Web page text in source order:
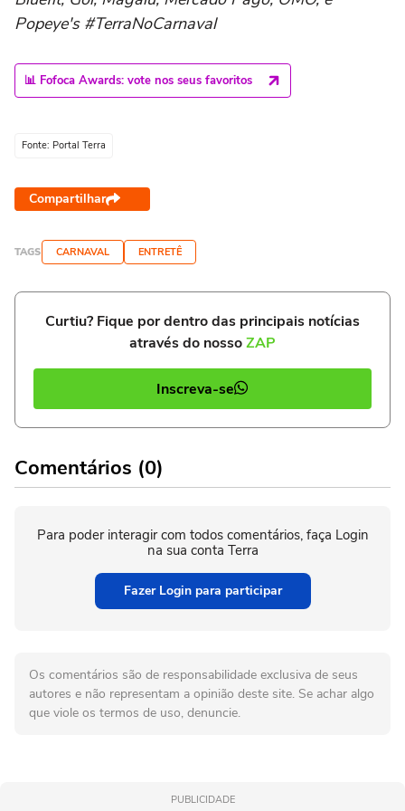
Popeye's #TerraNoCarnaval
📊 Fofoca Awards: vote nos seus favoritos
Fonte: Portal Terra
Compartilhar
TAGS CARNAVAL ENTRETÊ
Curtiu? Fique por dentro das principais notícias
através do nossoZAP
Inscreva-se
Comentários (0)
Para poder interagir com todos comentários, faça Login
na sua conta Terra
Fazer Login para participar
Os comentários são de responsabilidade exclusiva de seus
autores e não representam a opinião deste site. Se achar algo
que viole os termos de uso, denuncie.
PUBLICIDADE